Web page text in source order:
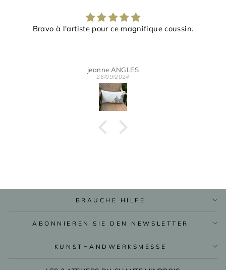
Bravo à l'artiste pour ce magnifique coussin.
jeanne ANGLES
26/09/2024
BRAUCHE HILFE
ABONNIEREN SIE DEN NEWSLETTER
KUNSTHANDWERKSMESSE